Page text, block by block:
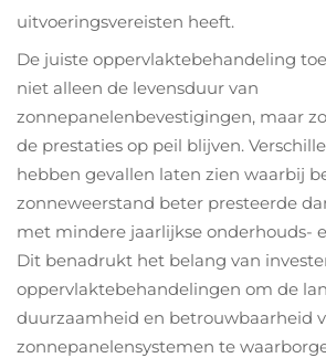
uitvoeringsvereisten heeft.
De juiste oppervlaktebehandeling
niet alleen de levensduur van
zonnepanelenbevestigingen, maar
de prestaties op peil blijven.
hebben gevallen laten zien waarbij
zonneweerstand beter presteerde
met mindere jaarlijkse onderhouds-
Dit benadrukt het belang van
oppervlaktebehandelingen om de
duurzaamheid en betrouwbaarheid
zonnepanelensystemen te